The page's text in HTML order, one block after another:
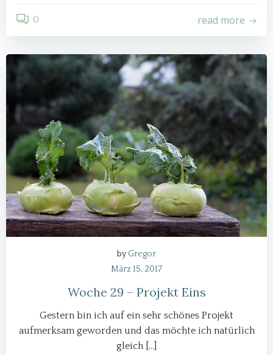
0 read more
byGregor
März 15, 2017
Woche 29 – Projekt Eins
Gestern bin ich auf ein sehr schönes Projekt
aufmerksam geworden und das möchte ich natürlich
gleich […]